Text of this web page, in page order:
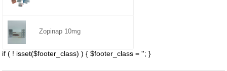
Zopinap 10mg
if ( ! isset($footer_class) ) { $footer_class = ''; }